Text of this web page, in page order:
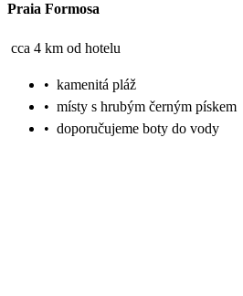
Praia Formosa
cca 4 km od hotelu
• kamenitá pláž
• místy s hrubým černým pískem
• doporučujeme boty do vody